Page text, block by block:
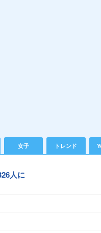
女子 トレンド
人に